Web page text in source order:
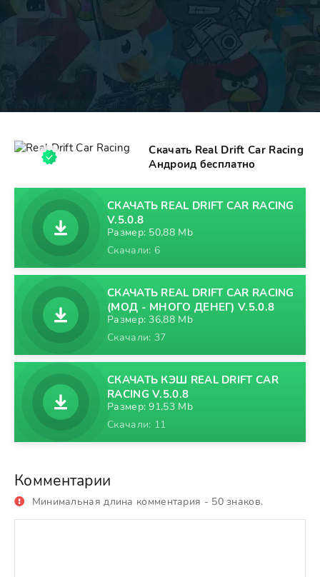
Скачать Real Drift Car Racing
Андроид бесплатно
СКАЧАТЬ REAL DRIFT CAR RACING
V.5.0.8
Размер: 50,88 Mb
Скачали: 6
СКАЧАТЬ REAL DRIFT CAR RACING
(МОД - МНОГО ДЕНЕГ) V.5.0.8
Размер: 36,88 Mb
Скачали: 37
СКАЧАТЬ КЭШ REAL DRIFT CAR
RACING V.5.0.8
Размер: 91,53 Mb
Скачали: 11
Комментарии
Минимальная длина комментария - 50 знаков.